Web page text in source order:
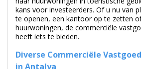
te openen, een kantoor op te zetten
huurwoningen, de commerciële
heeft iets te bieden.
Diverse Commerciële
in Antalya